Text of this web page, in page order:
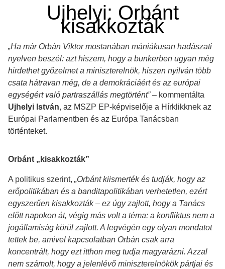
Ujhelyi: Orbánt
kisakkozták
„Ha már Orbán Viktor mostanában mániákusan hadászati
nyelven beszél: azt hiszem, hogy a bunkerben ugyan még
hirdethet győzelmet a miniszterelnök, hiszen nyilván több
csata hátravan még, de a demokráciáért és az európai
egységért való partraszállás megtörtént”– kommentálta
Ujhelyi István, az MSZP EP-képviselője a Hírklikknek az
Európai Parlamentben és az Európa Tanácsban
történteket.
Orbánt „kisakkozták”
A politikus szerint, „Orbánt kiismerték és tudják, hogy az
erőpolitikában és a banditapolitikában verhetetlen, ezért
egyszerűen kisakkozták – ez úgy zajlott, hogy a Tanács
előtt napokon át, végig más volt a téma: a konfliktus nem a
jogállamiság körül zajlott. A legvégén egy olyan mondatot
tettek be, amivel kapcsolatban Orbán csak arra
koncentrált, hogy ezt itthon meg tudja magyarázni. Azzal
nem számolt, hogy a jelenlévő miniszterelnökök pártjai és